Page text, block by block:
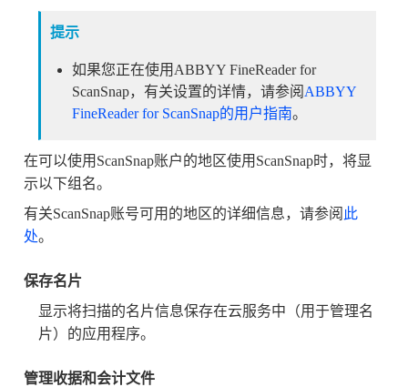
提示
如果您正在使用ABBYY FineReader for
ScanSnap，有关设置的详情，请参阅 ABBYY
FineReader for ScanSnap的用户指南。
在可以使用ScanSnap账户的地区使用ScanSnap时，将显
示以下组名。
有关ScanSnap账号可用的地区的详细信息，请参阅 此
处。
保存名片
显示将扫描的名片信息保存在云服务中（用于管理名
片）的应用程序。
管理收据和会计文件